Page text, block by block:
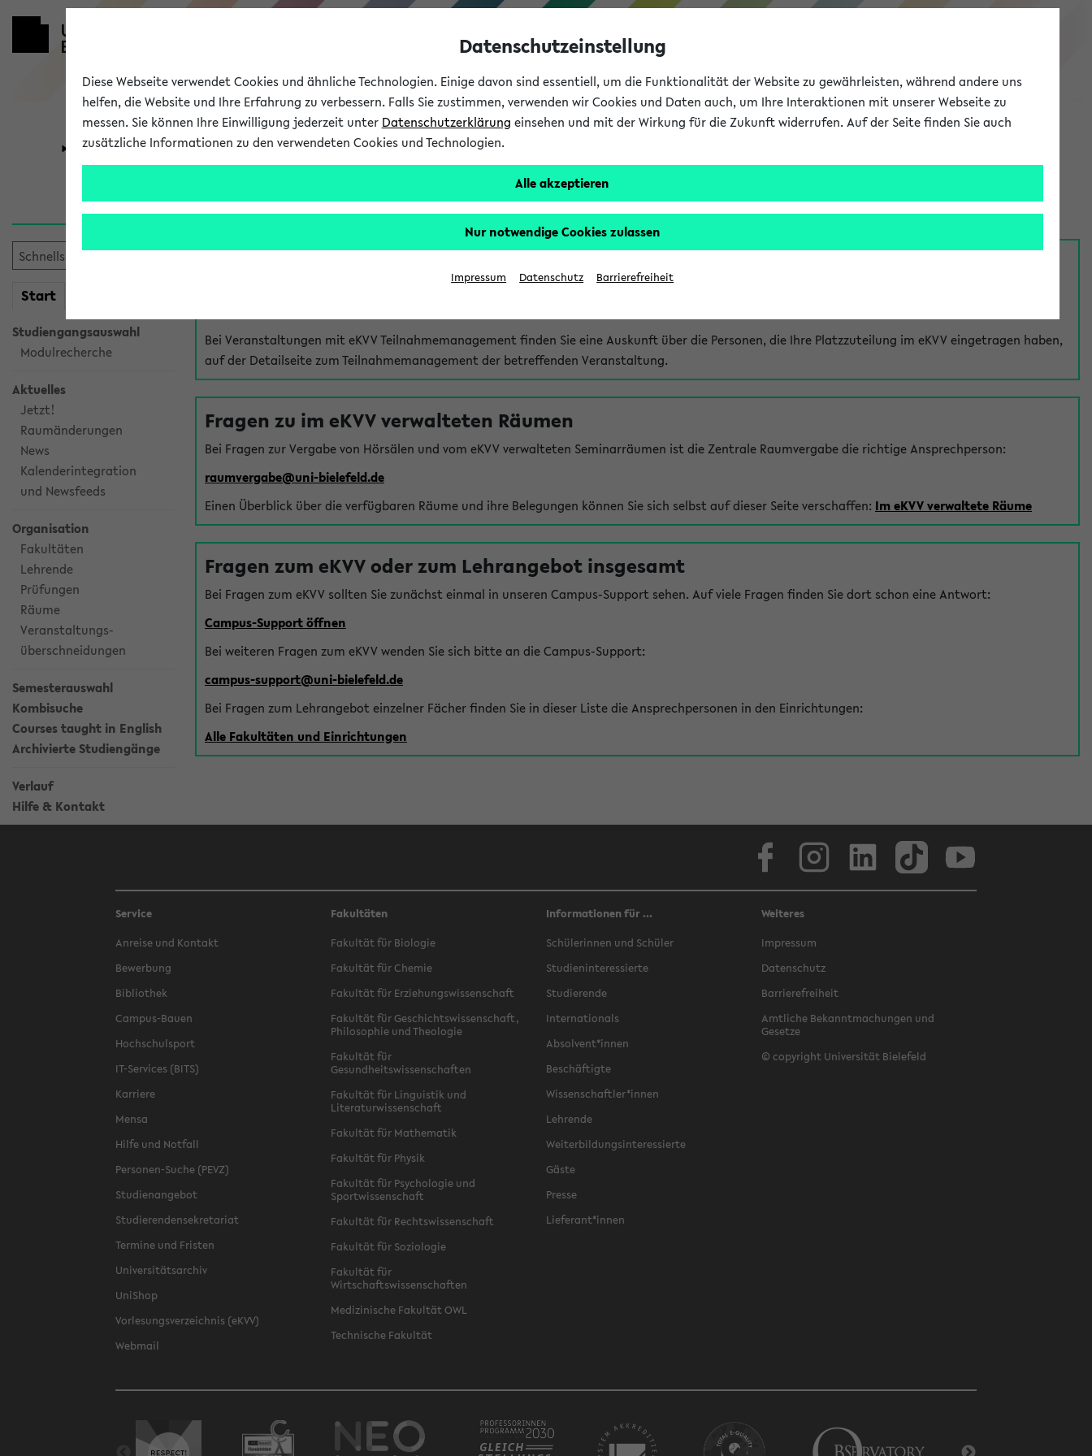
eKVV
Universität Forschung Studium
Start
Studiengangsauswahl
Modulrecherche
Aktuelles
Jetzt!
Raumänderungen
News
Kalenderintegration
und Newsfeeds
Organisation
Fakultäten
Lehrende
Prüfungen
Räume
Veranstaltungs-
überschneidungen
Semesterauswahl
Kombisuche
Courses taught in English
Archivierte Studiengänge
Verlauf
Hilfe & Kontakt
Hilfe & Kontakt
Bei Veranstaltungen mit eKVV Teilnahmemanagement finden Sie eine Auskunft über die Personen, die Ihre Platzzuteilung im eKVV eingetragen haben,
auf der Detailseite zum Teilnahmemanagement der betreffenden Veranstaltung.
Fragen zu im eKVV verwalteten Räumen
Bei Fragen zur Vergabe von Hörsälen und vom eKVV verwalteten Seminarräumen ist die Zentrale Raumvergabe die richtige Ansprechperson:
raumvergabe@uni-bielefeld.de
Einen Überblick über die verfügbaren Räume und ihre Belegungen können Sie sich selbst auf dieser Seite verschaffen: Im eKVV verwaltete Räume
Fragen zum eKVV oder zum Lehrangebot insgesamt
Bei Fragen zum eKVV sollten Sie zunächst einmal in unseren Campus-Support sehen. Auf viele Fragen finden Sie dort schon eine Antwort:
Campus-Support öffnen
Bei weiteren Fragen zum eKVV wenden Sie sich bitte an die Campus-Support:
campus-support@uni-bielefeld.de
Bei Fragen zum Lehrangebot einzelner Fächer finden Sie in dieser Liste die Ansprechpersonen in den Einrichtungen:
Alle Fakultäten und Einrichtungen
Service
Anreise und Kontakt
Bewerbung
Bibliothek
Campus-Bauen
Hochschulsport
IT-Services (BITS)
Karriere
Mensa
Hilfe und Notfall
Personen-Suche (PEVZ)
Studienangebot
Studierendensekretariat
Termine und Fristen
Universitätsarchiv
UniShop
Vorlesungsverzeichnis (eKVV)
Webmail
Fakultäten
Fakultät für Biologie
Fakultät für Chemie
Fakultät für Erziehungswissenschaft
Fakultät für Geschichtswissenschaft,
Philosophie und Theologie
Fakultät für
Gesundheitswissenschaften
Fakultät für Linguistik und
Literaturwissenschaft
Fakultät für Mathematik
Fakultät für Physik
Fakultät für Psychologie und
Sportwissenschaft
Fakultät für Rechtswissenschaft
Fakultät für Soziologie
Fakultät für
Wirtschaftswissenschaften
Medizinische Fakultät OWL
Technische Fakultät
Informationen für ...
Schülerinnen und Schüler
Studieninteressierte
Studierende
Internationals
Absolvent*innen
Beschäftigte
Wissenschaftler*innen
Lehrende
Weiterbildungsinteressierte
Gäste
Presse
Lieferant*innen
Weiteres
Impressum
Datenschutz
Barrierefreiheit
Amtliche Bekanntmachungen und
Gesetze
© copyright Universität Bielefeld
Datenschutzeinstellung
Diese Webseite verwendet Cookies und ähnliche Technologien. Einige davon sind essentiell, um die Funktionalität der Website zu gewährleisten, während andere uns
helfen, die Website und Ihre Erfahrung zu verbessern. Falls Sie zustimmen, verwenden wir Cookies und Daten auch, um Ihre Interaktionen mit unserer Webseite zu
messen. Sie können Ihre Einwilligung jederzeit unter Datenschutzerklärung einsehen und mit der Wirkung für die Zukunft widerrufen. Auf der Seite finden Sie auch
zusätzliche Informationen zu den verwendeten Cookies und Technologien.
Alle akzeptieren
Nur notwendige Cookies zulassen
Impressum Datenschutz Barrierefreiheit